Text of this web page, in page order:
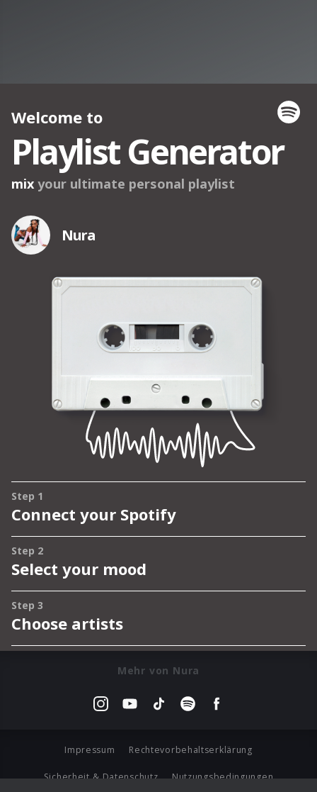
Mehr von Nura
Impressum Rechtevorbehaltserklärung
Sicherheit & Datenschutz Nutzungsbedingungen